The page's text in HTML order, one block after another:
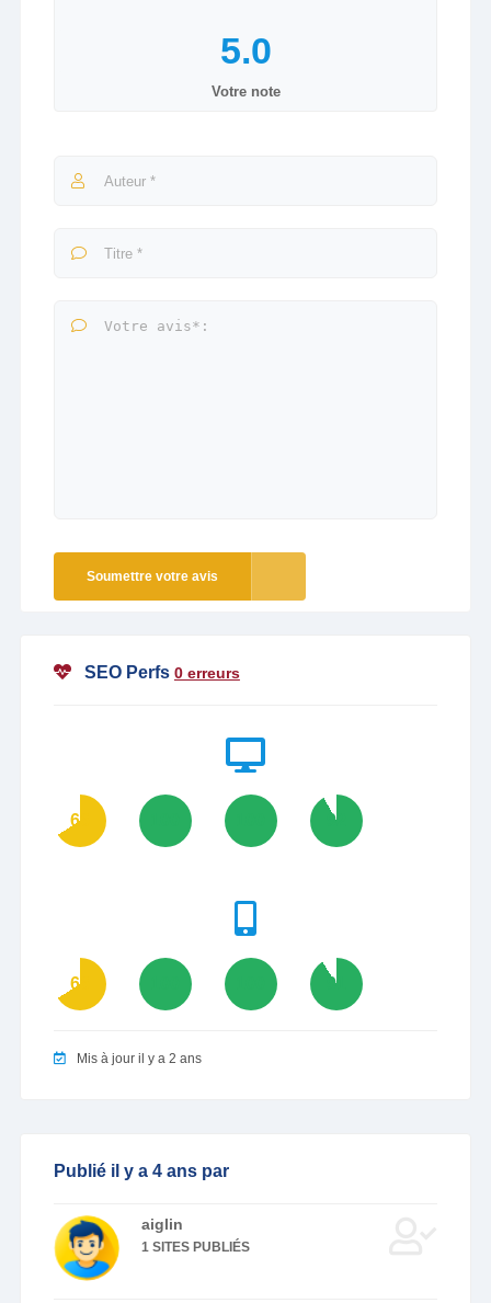
Votre note
Soumettre votre avis
SEO Perfs 0 erreurs
66 92
66 91
Mis à jour il y a 2 ans
Publié il y a 4 ans par
aiglin
1 SITES PUBLIÉS